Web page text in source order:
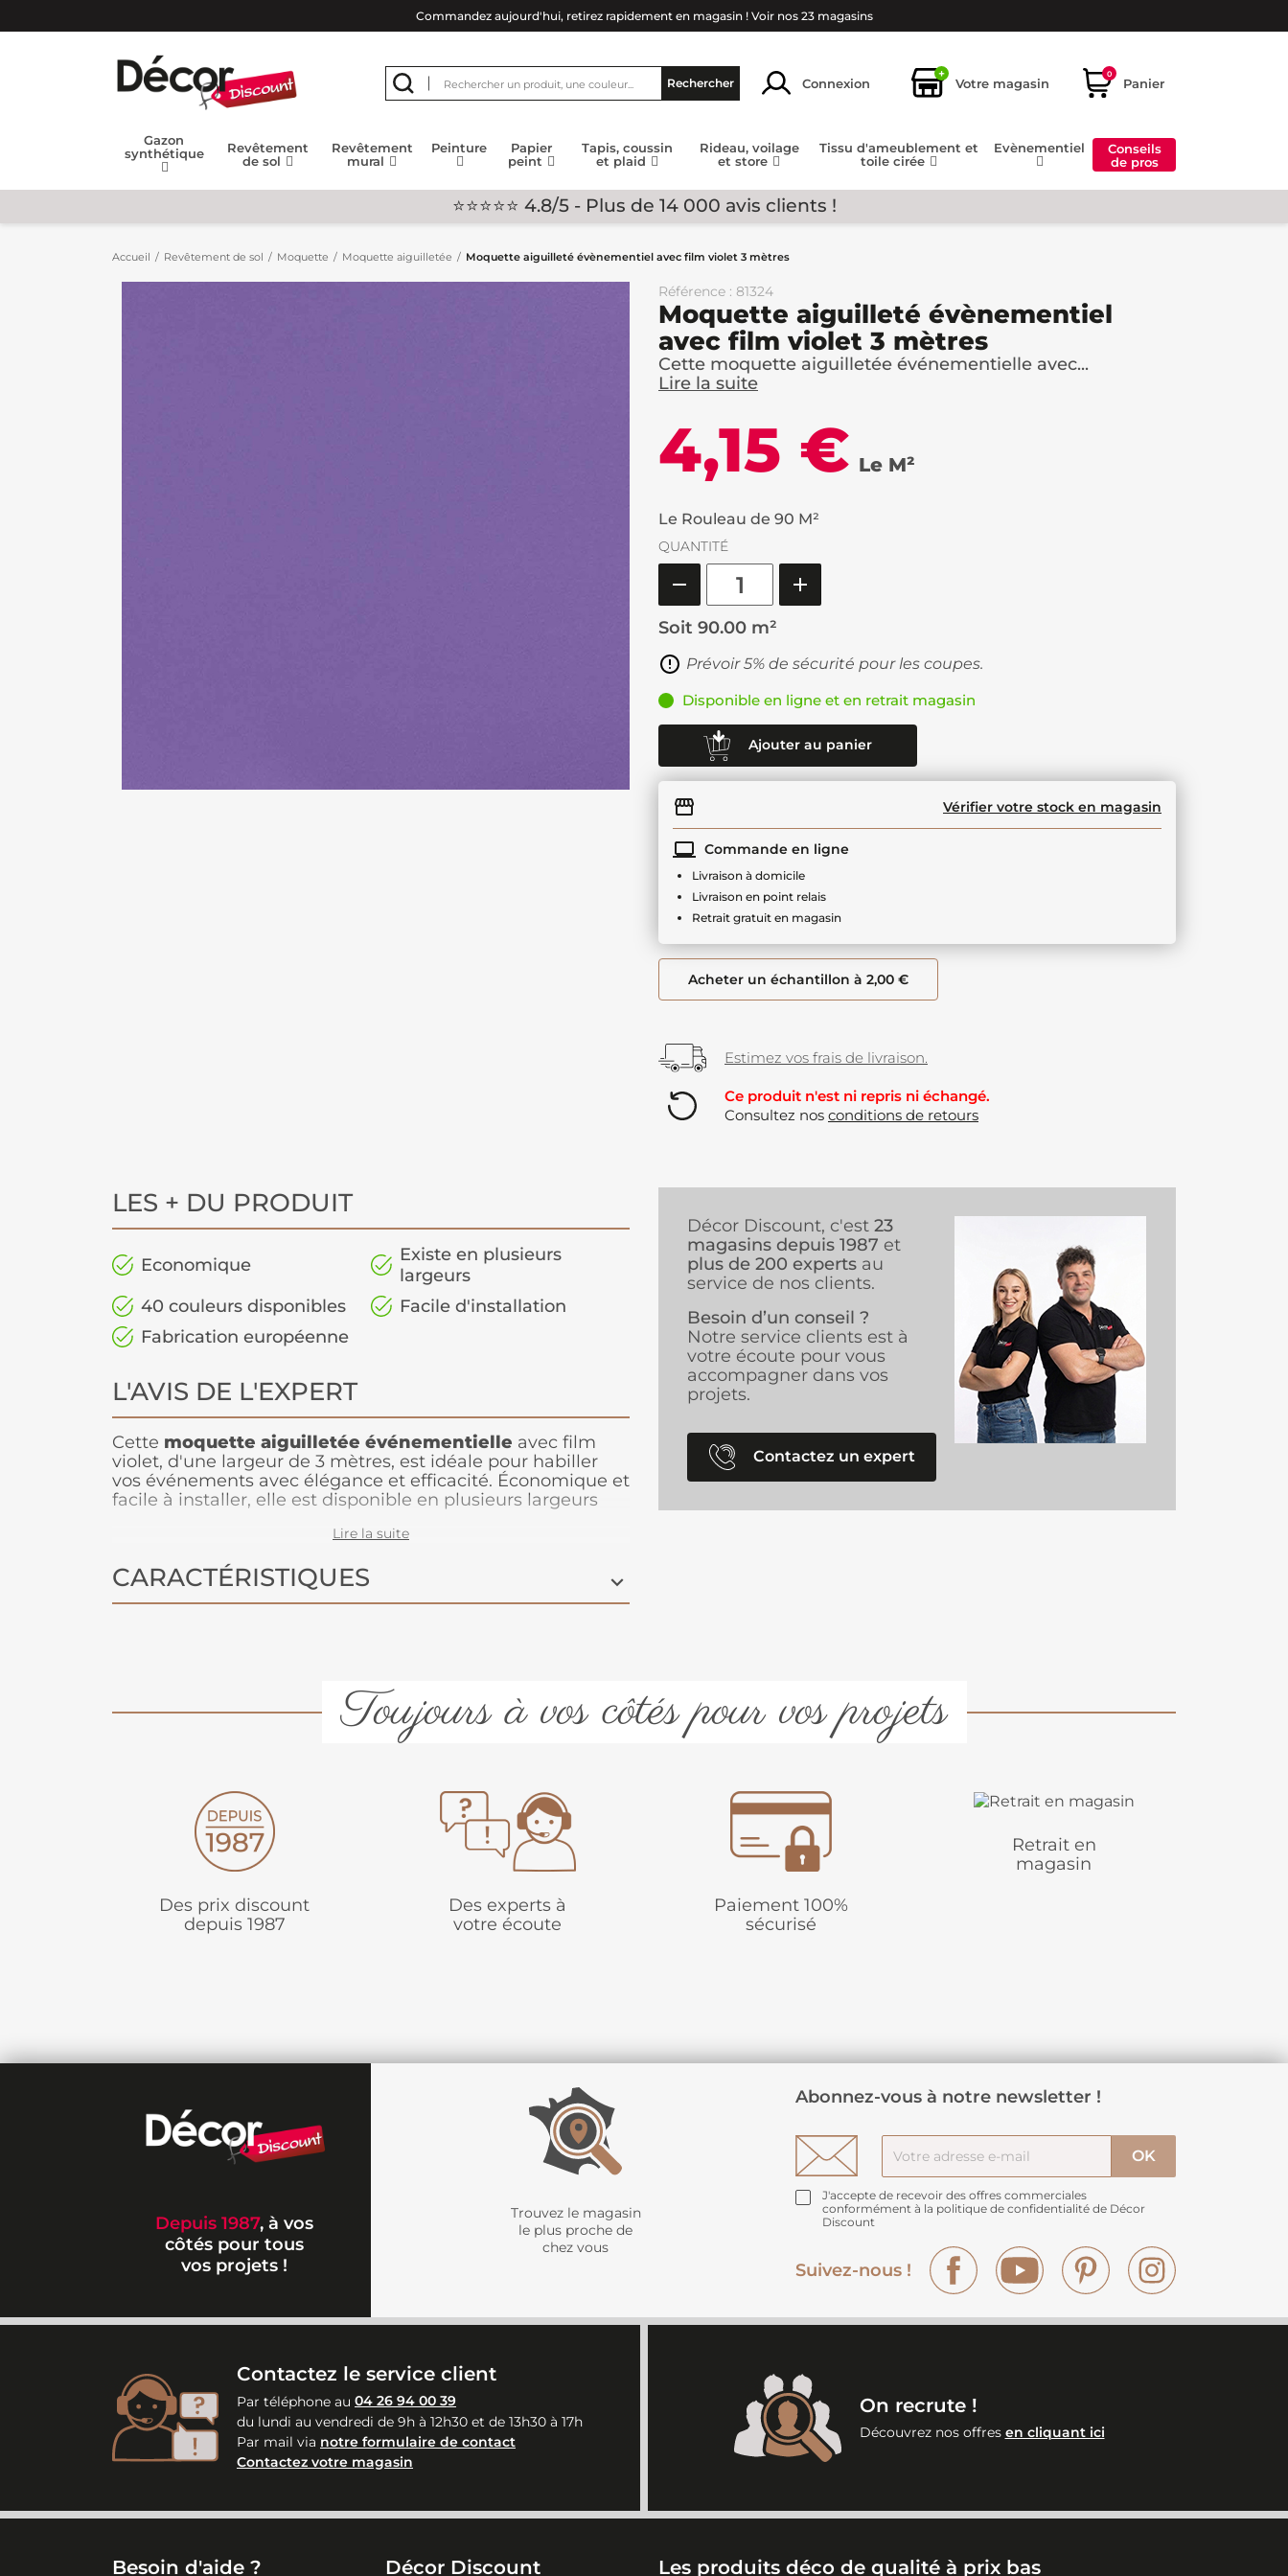
Commandez aujourd'hui, retirez rapidement en magasin ! Voir nos 23 magasins
Rechercher Connexion
+
Votre magasin
0
Panier
Gazon
synthétique
Revêtement
de sol
Revêtement
mural
Peinture
Papier
peint
Tapis, coussin
et plaid
Rideau, voilage
et store
Tissu d'ameublement et
toile cirée
Evènementiel
Conseils
de pros
⭐⭐⭐⭐⭐ 4.8/5 - Plus de 14 000 avis clients !
Accueil Revêtement de sol Moquette Moquette aiguilletée Moquette aiguilleté évènementiel avec film violet 3 mètres
Référence : 81324
Moquette aiguilleté évènementiel
avec film violet 3 mètres
Cette moquette aiguilletée événementielle avec...
Lire la suite
4,15 € Le M²
Le Rouleau de 90 M²
QUANTITÉ
Soit 90.00 m²
Prévoir 5% de sécurité pour les coupes.
Disponible en ligne et en retrait magasin
Ajouter au panier
Vérifier votre stock en magasin
Commande en ligne
Livraison à domicile
Livraison en point relais
Retrait gratuit en magasin
Acheter un échantillon à 2,00 €
Estimez vos frais de livraison.
Ce produit n'est ni repris ni échangé.
Consultez nos conditions de retours
LES + DU PRODUIT
Economique
Existe en plusieurs
largeurs
40 couleurs disponibles
Facile d'installation
Fabrication européenne
L'AVIS DE L'EXPERT
Cette moquette aiguilletée événementielle avec film
violet, d'une largeur de 3 mètres, est idéale pour habiller
vos événements avec élégance et efficacité. Économique et
facile à installer, elle est disponible en plusieurs largeurs
elle permet de créer des ambiances variées, des plus
moquette garantit une qualité fiable tout en répondant aux
exigences des installations éphémères.
Lire la suite
CARACTÉRISTIQUES
Décor Discount, c'est 23
magasins depuis 1987 et
plus de 200 experts au
service de nos clients.
Besoin d’un conseil ?
Notre service clients est à
votre écoute pour vous
accompagner dans vos
projets.
Contactez un expert
Toujours à vos côtés pour vos projets
Des prix discount
depuis 1987
Des experts à
votre écoute
Paiement 100%
sécurisé
Retrait en
magasin
Depuis 1987, à vos
côtés pour tous
vos projets !
Trouvez le magasin
le plus proche de
chez vous
Abonnez-vous à notre newsletter !
J'accepte de recevoir des offres commerciales
conformément à la politique de confidentialité de Décor
Discount
Suivez-nous !
Facebook YouTube Pinterest
Contactez le service client
Par téléphone au 04 26 94 00 39
du lundi au vendredi de 9h à 12h30 et de 13h30 à 17h
Par mail via notre formulaire de contact
Contactez votre magasin
On recrute !
Découvrez nos offres en cliquant ici
Besoin d'aide ? Décor Discount Les produits déco de qualité à prix bas